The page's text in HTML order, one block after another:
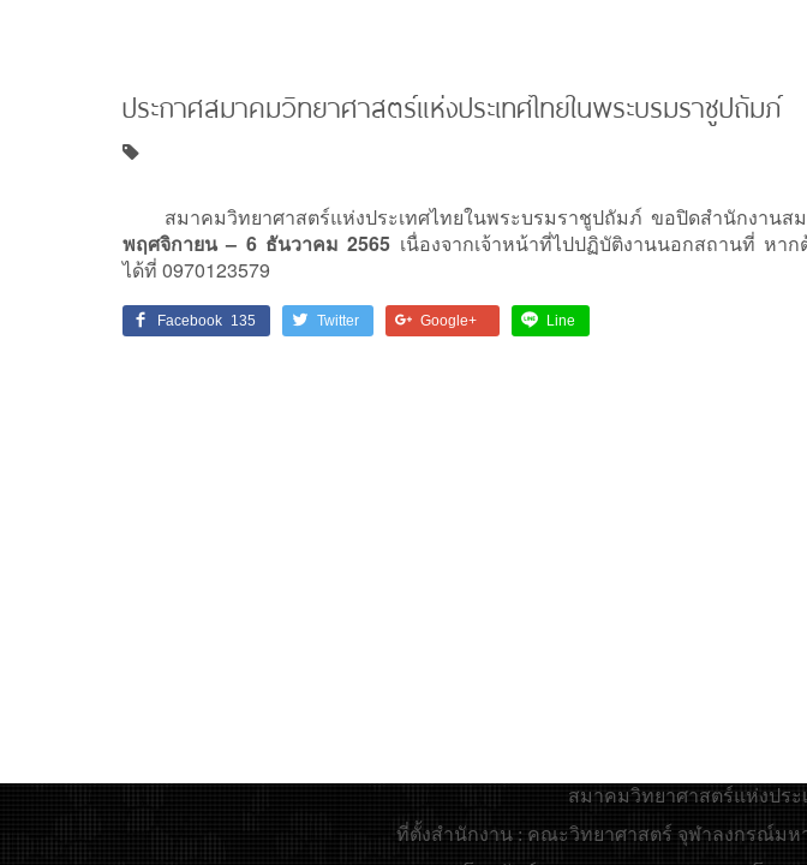
ประกาศสมาคมวิทยาศาสตร์แห่งประเทศไทยในพระบรมราชูปถัมภ์
สมาคมวิทยาศาสตร์แห่งประเทศไทยในพระบรมราชูปถัมภ์ ขอปิดสำนักงานสม
พฤศจิกายน – 6 ธันวาคม 2565 เนื่องจากเจ้าหน้าที่ไปปฏิบัติงานนอกสถานที่ หา
ได้ที่ 0970123579
Facebook 135 Twitter Google+ Line
สมาคมวิทยาศาสตร์แห่งปร
ที่ตั้งสำนักงาน : คณะวิทยาศาสตร์ จุฬาลงกรณ์มห